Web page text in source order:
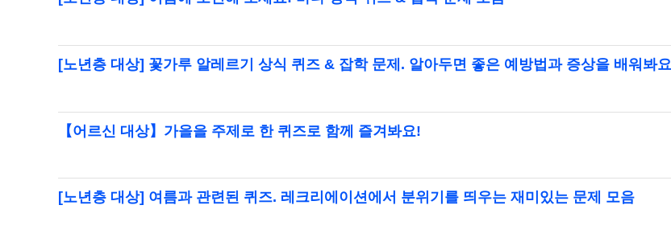
[노년층 대상] 꽃가루 알레르기 상식 퀴즈 & 잡학 문제. 알아두면 좋은 예방법과 증상을 배워봐요
【어르신 대상】가을을 주제로 한 퀴즈로 함께 즐겨봐요!
[노년층 대상] 여름과 관련된 퀴즈. 레크리에이션에서 분위기를 띄우는 재미있는 문제 모음